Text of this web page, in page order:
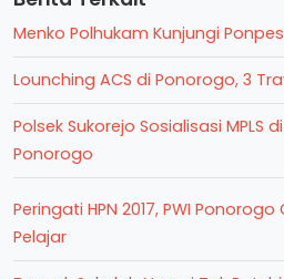
Menko Polhukam Kunjungi
Lounching ACS di Ponorogo, 3
Polsek Sukorejo Sosialisasi MPLS di
Ponorogo
Peringati HPN 2017, PWI
Pelajar